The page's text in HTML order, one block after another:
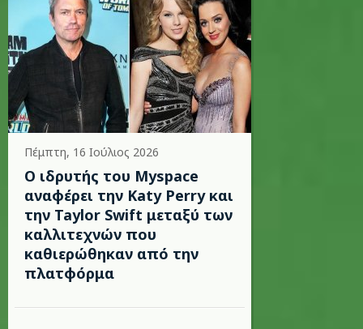
Πέμπτη, 16 Ιούλιος 2026
Ο ιδρυτής του Myspace
αναφέρει την Katy Perry και
την Taylor Swift μεταξύ των
καλλιτεχνών που
καθιερώθηκαν από την
πλατφόρμα